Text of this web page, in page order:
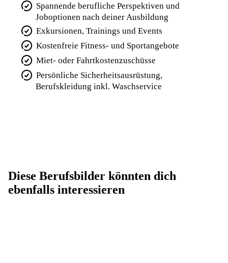
Spannende berufliche Perspektiven und
Joboptionen nach deiner Ausbildung
Exkursionen, Trainings und Events
Kostenfreie Fitness- und Sportangebote
Miet- oder Fahrtkostenzuschüsse
Persönliche Sicherheitsausrüstung,
Berufskleidung inkl. Waschservice
Diese Berufsbilder könnten dich
ebenfalls interessieren